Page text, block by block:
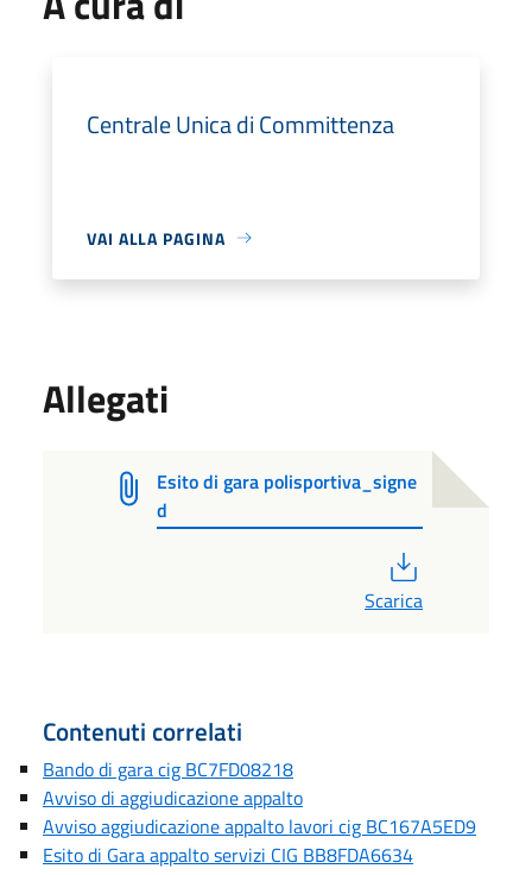
Centrale Unica di Committenza
VAI ALLA PAGINA
Allegati
Esito di gara polisportiva_signe
d
Scarica
Contenuti correlati
Bando di gara cig BC7FD08218
Avviso di aggiudicazione appalto
Avviso aggiudicazione appalto lavori cig BC167A5ED9
Esito di Gara appalto servizi CIG BB8FDA6634